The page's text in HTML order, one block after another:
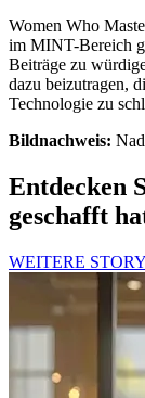
Women Who
im MINT-Bereich
Beiträge zu
dazu beizutragen,
Technologie zu
Bildnachweis:
Entdecken
geschafft
WEITERE